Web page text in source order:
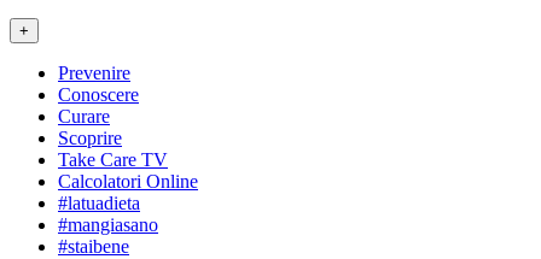
+
Prevenire
Conoscere
Curare
Scoprire
Take Care TV
Calcolatori Online
#latuadieta
#mangiasano
#staibene